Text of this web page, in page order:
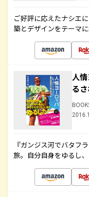
ご好評に応えたナシエ
築とデザインをテーマ
人
る
『ガンジス河でバタフ
旅。自分自身をゆるし